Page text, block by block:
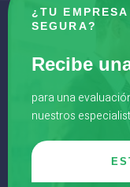
¿TU
SEGURA?
Recibe
para una
nuestros